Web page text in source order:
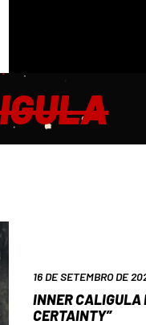
16 DE SETEMBRO DE
INNER CALIGULA
CERTAINTY”